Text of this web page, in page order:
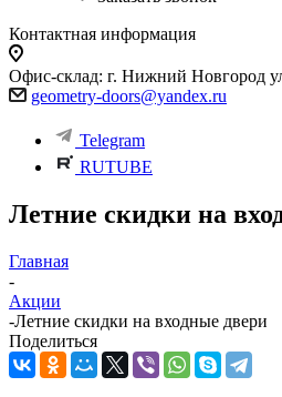
Контактная информация
Офис-склад: г. Нижний Новгород
geometry-doors@yandex.ru
Telegram
RUTUBE
Летние скидки на
Главная
-
Акции
-Летние скидки на входные двери
Поделиться